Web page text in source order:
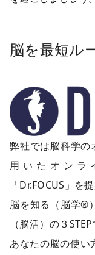
脳を最短ル
弊社では脳科学
用いたオンラ
「Dr.FOCUS」を
脳を知る（脳学®︎
（脳活）の３
あなたの脳の使い